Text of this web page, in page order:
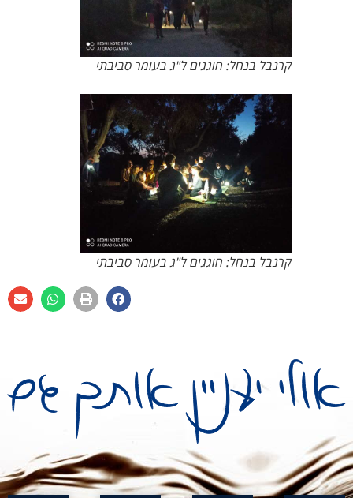
קרנבל בנחל: חוגגים ל"ג בעומר סביבתי
קרנבל בנחל: חוגגים ל"ג בעומר סביבתי